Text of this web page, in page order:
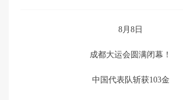
8月8日
成都大运会圆满闭幕！
中国代表队斩获103金